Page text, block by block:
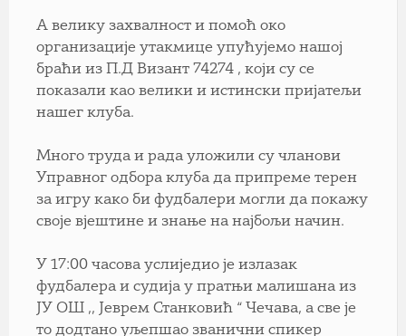
A велику захвалност и помоћ око
организације утакмице упућујемо нашој
браћи из П.Д Визант 74274 , који су се
показали као велики и истински пријатељи
нашег клуба.
Много труда и рада уложили су чланови
Управног одбора клуба да припреме терен
за игру како би фудбалери могли да покажу
своје вјештине и знање на најбољи начин.
У 17:00 часова услиједио је излазак
фудбалера и судија у пратњи малишана из
ЈУ ОШ ,, Јеврем Станковић “ Чечава, а све је
то додтано уљепшао званични спикер